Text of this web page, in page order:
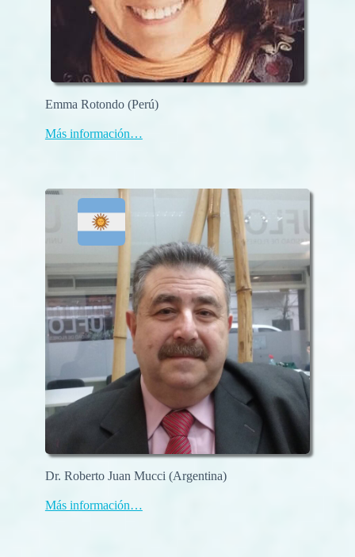
Emma Rotondo (Perú)
Más información…
Dr. Roberto Juan Mucci (Argentina)
Más información…